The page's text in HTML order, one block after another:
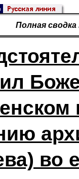
Полная
во